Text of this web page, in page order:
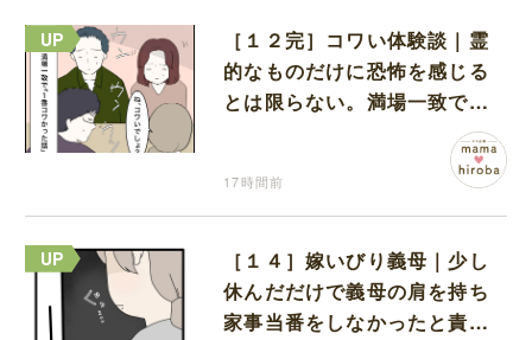
［１２完］コワい体験談｜霊
的なものだけに恐怖を感じる
とは限らない。満場一致でコ
ワいと認定された意外な体験
17時間前
［１４］嫁いびり義母｜少し
休んだだけで義母の肩を持ち
家事当番をしなかったと責め